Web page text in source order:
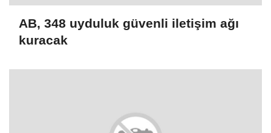
AB, 348 uyduluk güvenli iletişim ağı
kuracak